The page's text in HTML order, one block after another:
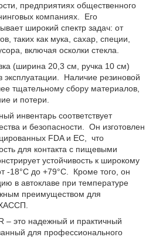
предприятиях общественного
компаниях. Его
широкий спектр задач: от
таких как мука, сахар, специи,
включая осколки стекла.
(ширина 20,3 см, ручка 10 см)
эксплуатации. Наличие резиновой
тщательному сбору материалов,
и потери.
инвентарь соответствует
и безопасности. Он изготовлен
FDA и ЕС, что
для контакта с пищевыми
устойчивость к широкому
-18°C до +79°C. Кроме того, он
в автоклаве при температуре
преимуществом для
– это надежный и практичный
для профессионального